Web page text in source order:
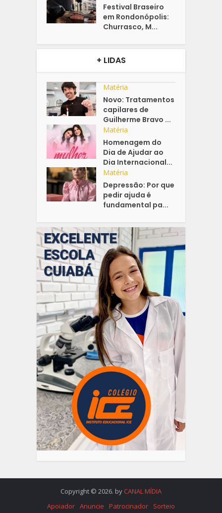
Festival Braseiro
em Rondonópolis:
Churrasco, M...
+ LIDAS
Matéria
Novo: Tratamentos
capilares de
Guilherme Bravo ...
Matéria
Homenagem do
Dia de Ajudar ao
Dia Internacional...
Matéria
Depressão: Por que
pedir ajuda é
fundamental pa...
Copyright © 2026. by CANAL MÍDIA
Apoiador Anuncie Patrocinador Sorteio